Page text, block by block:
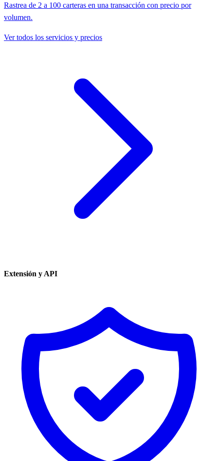
Rastrea de 2 a 100 carteras en una transacción con precio por
volumen.
Ver todos los servicios y precios
Extensión y API